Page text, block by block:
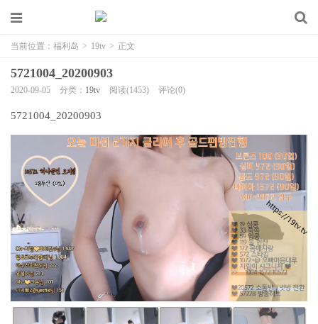
当前位置： 福利岛 > 19tv > 正文
5721004_20200903
2020-09-05 分类： 19tv 阅读(1453) 评论(0)
5721004_20200903